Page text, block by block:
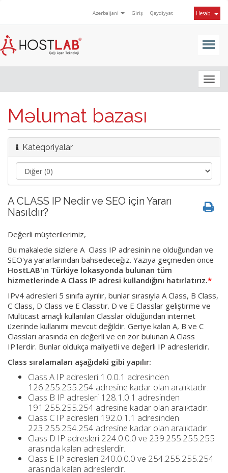
Azerbaijani Giriş Qeydiyyat Hesab
Məlumat bazası
Kateqoriyalar
A CLASS IP Nedir ve SEO için Yararı
Nasıldır?
Değerli müşterilerimiz,
Bu makalede sizlere A Class IP adresinin ne olduğundan ve
SEO'ya yararlarından bahsedeceğiz. Yazıya geçmeden önce
HostLAB'ın Türkiye lokasyonda bulunan tüm
hizmetlerinde A Class IP adresi kullandığını hatırlatırız.*
IPv4 adresleri 5 sınıfa ayrılır, bunlar sırasıyla A Class, B Class,
C Class, D Class ve E Classtır. D ve E Classlar geliştirme ve
Multicast amaçlı kullanılan Classlar olduğundan internet
üzerinde kullanımı mevcut değildir. Geriye kalan A, B ve C
Classları arasında en değerli ve en zor bulunan A Class
IP'lerdir. Bunlar oldukça maliyetli ve değerli IP adresleridir.
Class sıralamaları aşağıdaki gibi yapılır:
Class A IP adresleri 1.0.0.1 adresinden
126.255.255.254 adresine kadar olan aralıktadır.
Class B IP adresleri 128.1.0.1 adresinden
191.255.255.254 adresine kadar olan aralıktadır.
Class C IP adresleri 192.0.1.1 adresinden
223.255.254.254 adresine kadar olan aralıktadır.
Class D IP adresleri 224.0.0.0 ve 239.255.255.255
arasında kalan adreslerdir.
Class E IP adresleri 240.0.0.0 ve 254.255.255.254
arasında kalan adreslerdir.